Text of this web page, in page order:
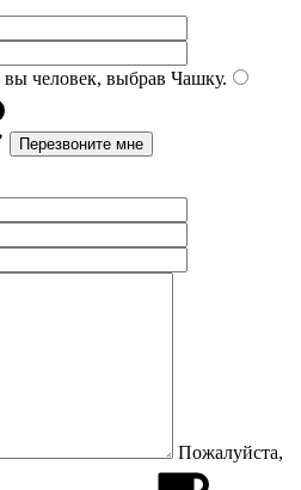
человек, выбрав Чашку.
Пожалуйста,